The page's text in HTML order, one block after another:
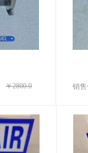
￥2800.0 销售